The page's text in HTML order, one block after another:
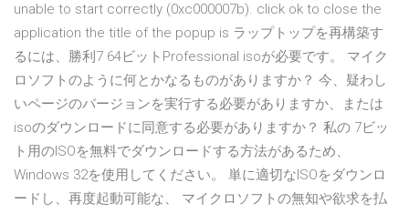
unable to start correctly (0xc000007b). click ok to close the
application the title of the popup is ラップトップを再構築す
るには、勝利7 64ビットProfessional isoが必要です。 マイク
ロソフトのように何とかなるものがありますか？ 今、疑わし
いページのバージョンを実行する必要がありますか、または
isoのダウンロードに同意する必要がありますか？ 私の 7ビッ
ト用のISOを無料でダウンロードする方法があるため、
Windows 32を使用してください。 単に適切なISOをダウンロ
ードし、再度起動可能な、 マイクロソフトの無知や欲求を払